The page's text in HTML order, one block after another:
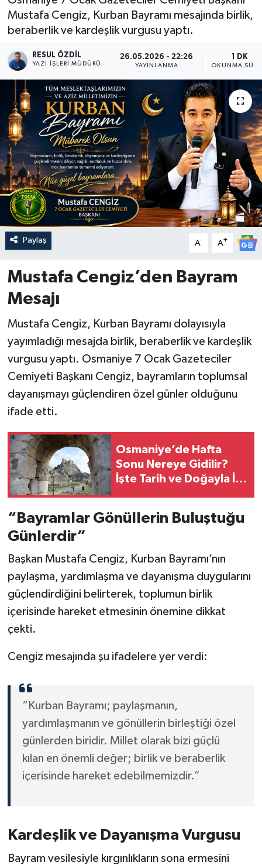
Mustafa Cengiz, Kurban Bayramı mesajında birlik,
beraberlik ve kardeşlik vurgusu yaptı.
RESUL ÖZDIL
YAZI İŞLERI MÜDÜRÜ
26.05.2026 - 22:26
YAYINLANMA
1 DK
OKUNMA
Paylaş A- A+
Mustafa Cengiz’den Bayram
Mesajı
Mustafa Cengiz, Kurban Bayramı dolayısıyla
yayımladığı mesajda birlik, beraberlik ve kardeşlik
vurgusu yaptı. Osmaniye 7 Ocak Gazeteciler
Cemiyeti Başkanı Cengiz, bayramların toplumsal
dayanışmayı güçlendiren özel günler olduğunu
ifade etti.
Osmaniye’de Hafta
Sonu Nereye Gidilir?
İşte Tarih ve Doğayla İç
“Bayramlar Gönüllerin Buluştuğu
Günlerdir”
Başkan Mustafa Cengiz, Kurban Bayramı’nın
paylaşma, yardımlaşma ve dayanışma duygularını
güçlendirdiğini belirterek, toplumun birlik
içerisinde hareket etmesinin önemine dikkat
çekti.
Cengiz mesajında şu ifadelere yer verdi:
“Kurban Bayramı; paylaşmanın,
yardımlaşmanın ve gönüllerin birleştiği özel
günlerden biridir. Millet olarak bizi güçlü
kılan en önemli değer; birlik ve beraberlik
içerisinde hareket edebilmemizdir.”
Kardeşlik ve Dayanışma Vurgusu
Bayram vesilesiyle kırgınlıkların sona ermesini